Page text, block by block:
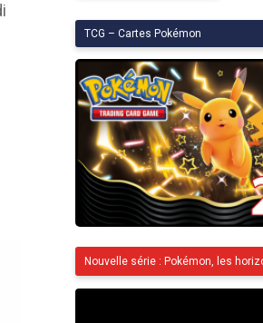
TCG – Cartes Pokémon
Nouvelle série : Pokémon, les